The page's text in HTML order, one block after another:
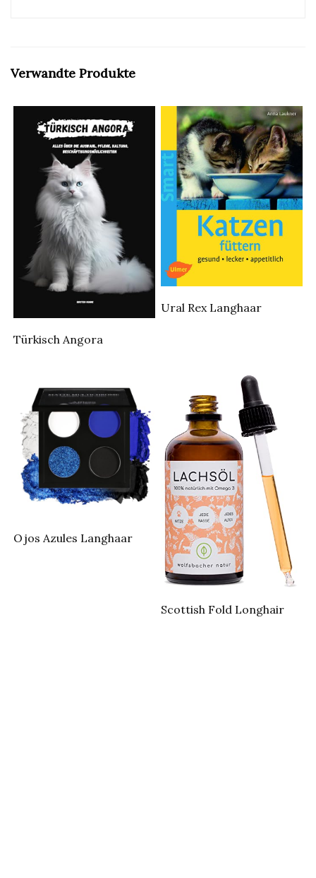
Verwandte Produkte
Türkisch Angora
Ural Rex Langhaar
Ojos Azules Langhaar
Scottish Fold Longhair